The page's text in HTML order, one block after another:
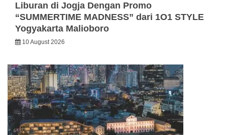
Liburan di Jogja Dengan Promo
“SUMMERTIME MADNESS” dari 1O1 STYLE
Yogyakarta Malioboro
10 August 2026